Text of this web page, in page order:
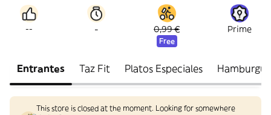
-- - 0,99 €
Free
Prime
Entrantes Taz Fit Platos Especiales
This store is closed at the moment. Looking for somewhere